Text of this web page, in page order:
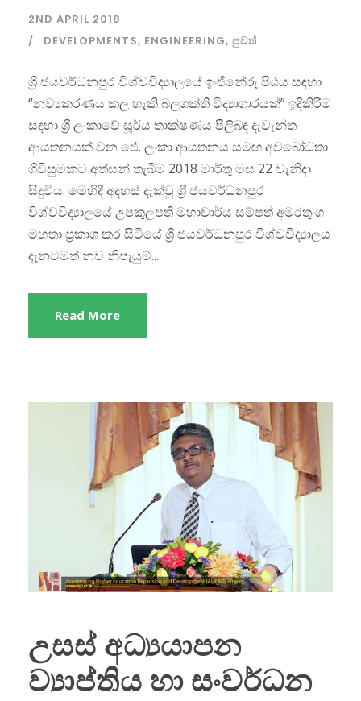
2ND APRIL 2018
DEVELOPMENTS, ENGINEERING, පුවත්
ශ්‍රී ජයවර්ධනපුර විශ්වවිද්‍යාලයේ ඉංජිනේරු පිඨය සඳහා
“නව්‍යකරණය කල හැකි බලශක්ති විද්‍යාගාරයක්” ඉදිකිරිම
සඳහා ශ්‍රී ලංකාවේ සූර්ය තාක්ෂණය පිලිබඳ දැවැන්ත
ආයතනයක් වන ජේ. ලංකා ආයතනය සමඟ අවබෝධතා
ගිවිසුමකට අත්සන් තැබීම 2018 මාර්තු මස 22 වැනිදා
සිදුවිය. මෙහිදී අදහස්‌ දැක්වූ ශ්‍රී ජයවර්ධනපුර
විශ්වවිද්‍යාලයේ උපකුලපති මහාචාර්ය සම්පත් අමරතුංග
මහතා ප්‍රකාශ කර සිටියේ ශ්‍රී ජයවර්ධනපුර විශ්වවිද්‍යාලය
දැනටමත් නව නිපැයුම්...
Read More
උසස් අධ්‍යයාපන
ව්‍යාප්තිය හා සංවර්ධන